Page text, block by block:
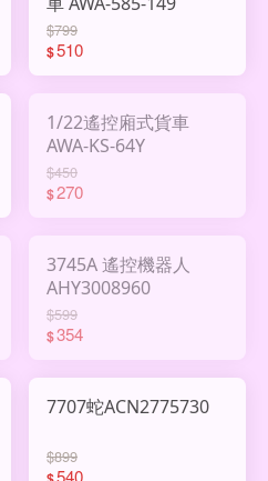
$799
$510
1/22遙控廂式貨車
AWA-KS-64Y
$450
$270
3745A 遙控機器人
AHY3008960
$599
$354
7707蛇ACN2775730
$899
540